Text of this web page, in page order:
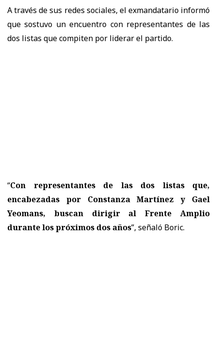
A través de sus redes sociales, el exmandatario informó
que sostuvo un encuentro con representantes de las
dos listas que compiten por liderar el partido.
“Con representantes de las dos listas que,
encabezadas por Constanza Martínez y Gael
Yeomans, buscan dirigir al Frente Amplio
durante los próximos dos años”, señaló Boric.